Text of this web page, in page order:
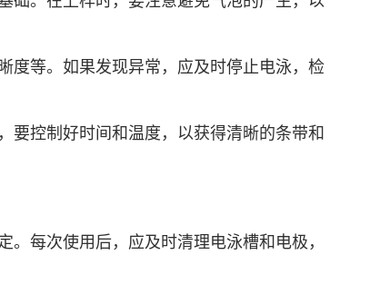
度等。如果发现异常，应及时停止电泳，检
要控制好时间和温度，以获得清晰的条带和
每次使用后，应及时清理电泳槽和电极，